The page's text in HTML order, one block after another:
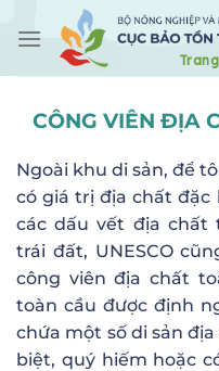
content
CÔNG VIÊN ĐỊA
Ngoài khu di sản, để
có giá trị địa chất
các dấu vết địa
trái đất, UNESCO
công viên địa chất
toàn cầu được định
chứa một số di sản
biệt, quý hiếm hoặc